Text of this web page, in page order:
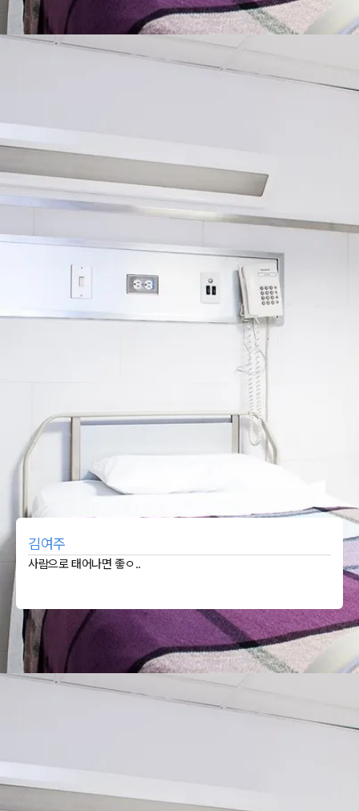
김여주
사람으로 태어나면 좋ㅇ..